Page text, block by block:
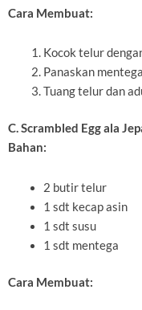
Cara Membuat:
Kocok telur
Panaskan
Tuang telur dan
C. Scrambled Egg ala
Bahan:
2 butir telur
1 sdt kecap asin
1 sdt susu
1 sdt mentega
Cara Membuat: